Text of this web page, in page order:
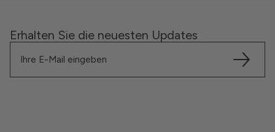
Erhalten Sie die neuesten Updates